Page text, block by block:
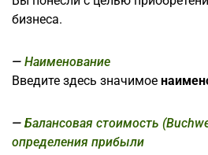
бизнеса.
Наименование
Введите здесь значимое
Балансовая стоимость
определения прибыли